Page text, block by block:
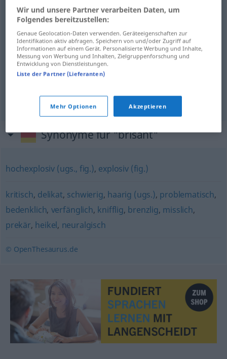
чрезвычайноактуальный brisant
опасный brisant
Synonyme für "brisant"
hochexplosiv (ugs., fig.), explosiv (fig.)
kritisch, delikat, schwierig, haarig (ugs.), problematisch,
bedenklich, verfänglich, knifflig, brenzlig, misslich,
prekär, heikel, neuralgisch
© OpenThesaurus.de
Wir und unsere Partner verarbeiten Daten, um
Folgendes bereitzustellen:
Genaue Geolocation-Daten verwenden. Geräteeigenschaften zur
Identifikation aktiv abfragen. Speichern von und/oder Zugriff auf
Informationen auf einem Gerät. Personalisierte Werbung und Inhalte,
Messung von Werbung und Inhalten, Zielgruppenforschung und
Entwicklung von Dienstleistungen.
Liste der Partner (Lieferanten)
Mehr Optionen Akzeptieren